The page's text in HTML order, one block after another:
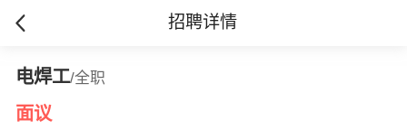
招聘详情
电焊工/全职
面议